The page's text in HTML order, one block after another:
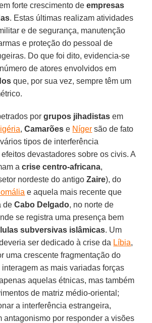
forte crescimento deempresas
. Estas últimas realizam atividades
e de segurança, manutenção
e proteção do pessoal de
Do que foi dito, evidencia-se
de atores envolvidos em
que, por sua vez, sempre têm um
porgrupos jihadistas em
,Camarões e Níger são de fato
tipos de interferência
devastadores sobre os civis. A
a crise centro-africana,
nordeste do antigoZaire), do
e aquela mais recente que
deCabo Delgado, no norte de
se registra uma presença bem
subversivas islâmicas. Um
ser dedicado à crise da Líbia,
uma crescente fragmentação do
as mais variadas forças
aquelas étnicas, mas também
de matriz médio-oriental;
a interferência estrangeira,
antagonismo por responder a visões